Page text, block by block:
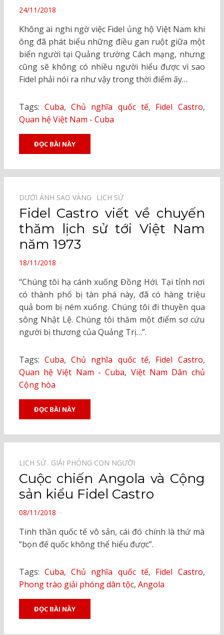
POSTED
24/11/2018
Không ai nghi ngờ việc Fidel ủng hộ Việt Nam khi
ông đã phát biểu những điều gan ruột giữa một
biển người tại Quảng trường Cách mạng, nhưng
cũng sẽ không có nhiều người hiểu được vì sao
Fidel phải nói ra như vậy trong thời điểm ấy…
Tags: Cuba,Chủ nghĩa quốc tế, Fidel Castro,
Quan hệ Việt Nam - Cuba
ĐỌC BÀI NÀY
DƯỚI ÁNH SAO VÀNG⠀ LỊCH SỬ⠀
Fidel Castro viết về chuyến
thăm lịch sử tới Việt Nam
năm 1973
POSTED
18/11/2018
“Chúng tôi hạ cánh xuống Đồng Hới. Tại tỉnh nơi
có thành phố bị tàn phá này, đã có hàng triệu
quả bom bị ném xuống. Chúng tôi đi thuyền qua
sông Nhật Lệ. Chúng tôi thăm một điểm sơ cứu
người bị thương của Quảng Trị…”.
Tags: Cuba,Chủ nghĩa quốc tế, Fidel Castro,
Quan hệ Việt Nam - Cuba, Việt Nam Dân chủ
Cộng hòa
ĐỌC BÀI NÀY
LỊCH SỬ⠀ GIẢI PHÓNG CON NGƯỜI⠀
Cuộc chiến Angola và Cộng
sản kiểu Fidel Castro
POSTED
08/11/2018
Tinh thần quốc tế vô sản, cái đó chính là thứ mà
“bọn đế quốc không thể hiểu được”.
Tags: Cuba,Chủ nghĩa quốc tế, Fidel Castro,
Phong trào giải phóng dân tộc, Angola
ĐỌC BÀI NÀY